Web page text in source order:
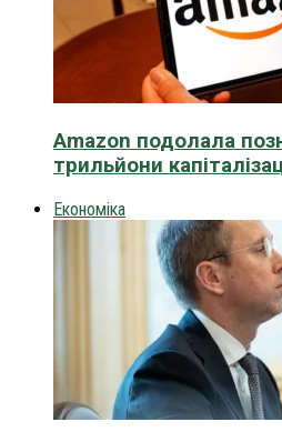
Amazon подолала
трильйони
Економіка